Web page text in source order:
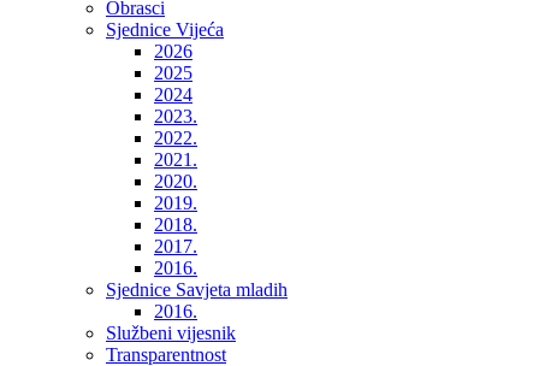
Obrasci
Sjednice Vijeća
2026
2025
2024
2023.
2022.
2021.
2020.
2019.
2018.
2017.
2016.
Sjednice Savjeta mladih
2016.
Službeni vijesnik
Transparentnost